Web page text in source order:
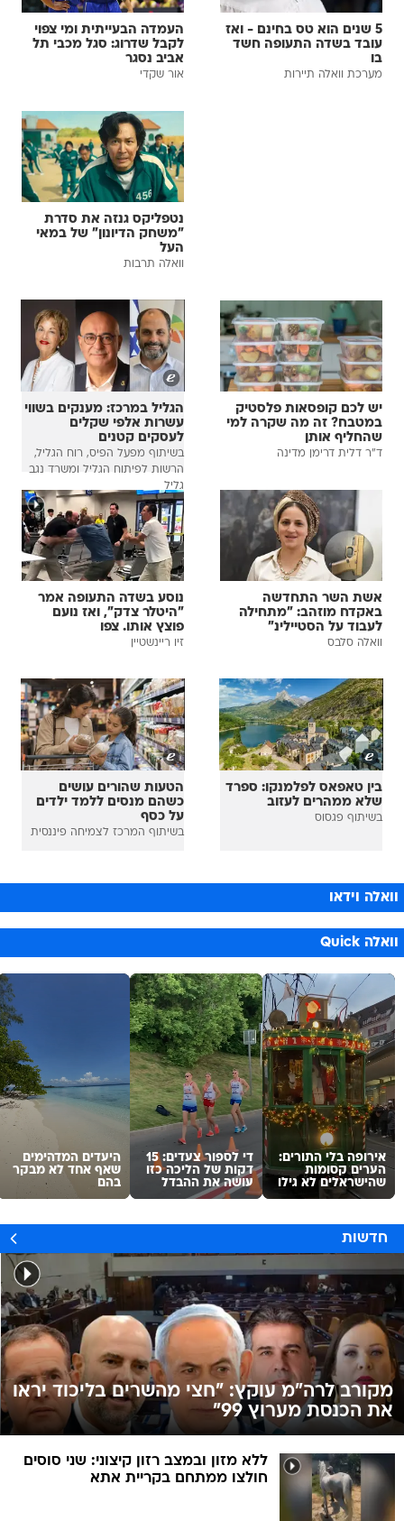
5 שנים הוא טס בחינם - ואז
עובד בשדה התעופה חשד
בו
מערכת וואלה תיירות
העמדה הבעייתית ומי צפוי
לקבל שדרוג: סגל מכבי תל
אביב נסגר
אור שקדי
נוסע בשדה התעופה אמר
"היטלר צדק", ואז נועם
פוצץ אותו. צפו
זיו ריינשטיין
אשת השר התחדשה
באקדח מוזהב: "מתחילה
לעבוד על הסטיילינ"
וואלה סלבס
נטפליקס גנזה את סדרת
"משחק הדיונון" של במאי
העל
וואלה תרבות
יש לכם קופסאות פלסטיק
במטבח? זה מה שקרה למי
שהחליף אותן
ד"ר דלית דרימן מדינה
הגליל במרכז: מענקים בשווי
עשרות אלפי שקלים
לעסקים קטנים
בשיתוף מפעל הפיס, רוח הגליל,
הרשות לפיתוח הגליל ומשרד נגב
גליל
הטעות שהורים עושים
כשהם מנסים ללמד ילדים
על כסף
בשיתוף המרכז לצמיחה פיננסית
בין טאפאס לפלמנקו: ספרד
שלא ממהרים לעזוב
בשיתוף פגסוס
וואלה וידאו
וואלה Quick
אירופה בלי התורים:
הערים קסומות
שהישראלים לא גילו
די לספור צעדים: 15
דקות של הליכה כזו
עושה את ההבדל
היעדים המדהימים
שאף אחד לא מבקר
בהם
חדשות
מקורב לרה"מ עוקץ: "חצי מהשרים בליכוד יראו
את הכנסת מערוץ 99"
ללא מזון ובמצב רזון קיצוני: שני סוסים
חולצו ממתחם בקריית אתא